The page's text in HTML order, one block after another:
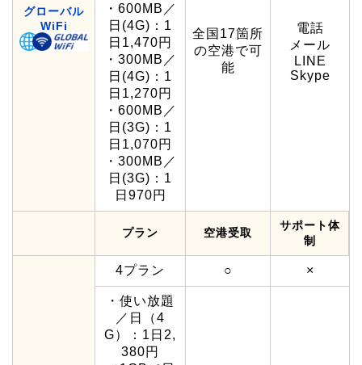
グローバル
WiFi
・600MB／
日(4G)：1
日1,470円
・300MB／
日(4G)：1
日1,270円
・600MB／
日(3G)：1
日1,070円
・300MB／
日(3G)：1
日970円
全国17箇所
の空港で可
能
電話
メール
LINE
Skype
プラン 空港受取
サポート体
制
4プラン ○ ×
・使い放題
／日（4
G）：1日2,
380円